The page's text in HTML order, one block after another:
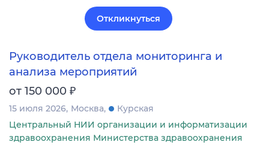
Откликнуться
Руководитель отдела мониторинга и
анализа мероприятий
от 150 000 ₽
15 июля 2026 Москва
Курская
Центральный НИИ организации и информатизации
здравоохранения Министерства здравоохранения